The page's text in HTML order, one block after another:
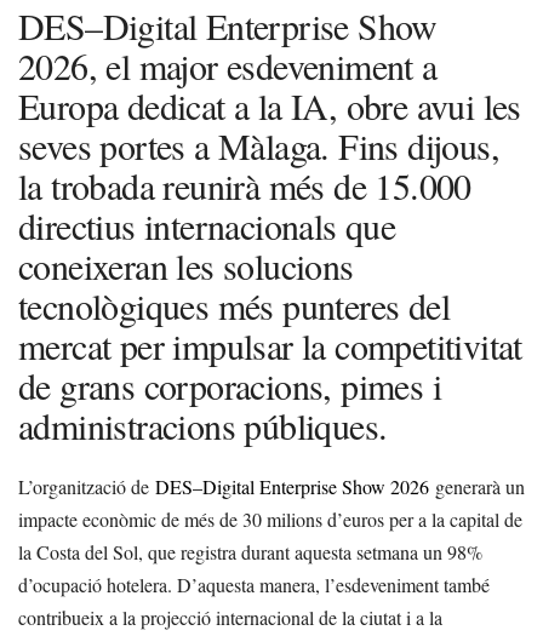
DES–Digital Enterprise Show
2026, el major esdeveniment a
Europa dedicat a la IA, obre avui les
seves portes a Màlaga. Fins dijous,
la trobada reunirà més de 15.000
directius internacionals que
coneixeran les solucions
tecnològiques més punteres del
mercat per impulsar la competitivitat
de grans corporacions, pimes i
administracions públiques.
L’organització de DES–Digital Enterprise Show 2026 generarà un
impacte econòmic de més de 30 milions d’euros per a la capital de
la Costa del Sol, que registra durant aquesta setmana un 98%
d’ocupació hotelera. D’aquesta manera, l’esdeveniment també
contribueix a la projecció internacional de la ciutat i a la